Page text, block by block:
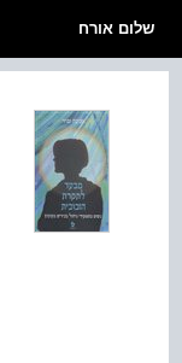
שלום אורח